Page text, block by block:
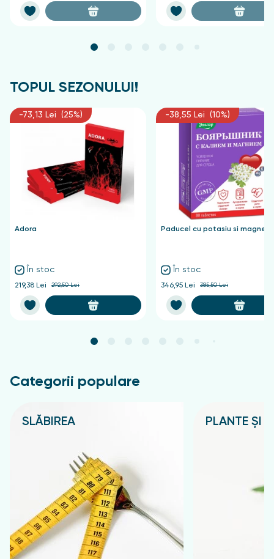
TOPUL SEZONULUI!
-73,13 Lei (25%)
Adora
În stoc
219,38 Lei 292,50 Lei
-38,55 Lei (10%)
Paducel cu potasiu si
În stoc
346,95 Lei 385,50 Lei
Categorii populare
SLĂBIREA PLANTE ȘI